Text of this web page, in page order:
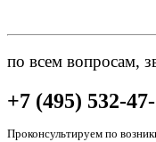
по всем вопросам,
+7 (495) 532-
Проконсультируем по